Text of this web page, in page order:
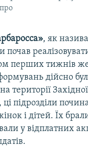
, як
почав
перших тижнів
дійсно
території
ці підрозділи
і дітей. Їх
у відплатних